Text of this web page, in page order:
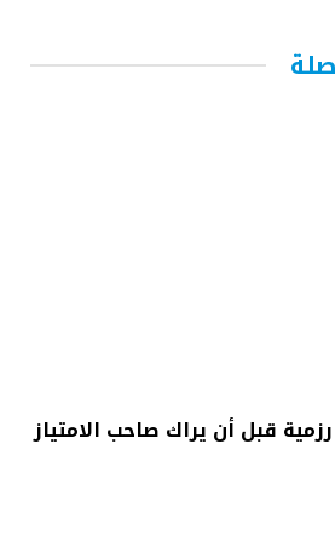
قبل أن يراك صاحب الامتياز